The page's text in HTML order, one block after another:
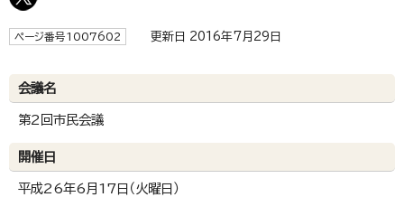
ページ番号1007602 更新日 2016年7月29日
会議名
第2回市民会議
開催日
平成26年6月17日（火曜日）